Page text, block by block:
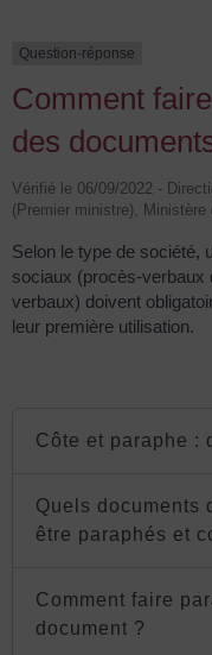
Question-réponse
Comment
des
Vérifié le 06/09/2022 -
(Premier ministre),
Selon le type de société,
sociaux (procès-verbaux
verbaux) doivent
leur première utilisation.
Côte et paraphe :
Quels documents
être paraphés et
Comment faire
document ?